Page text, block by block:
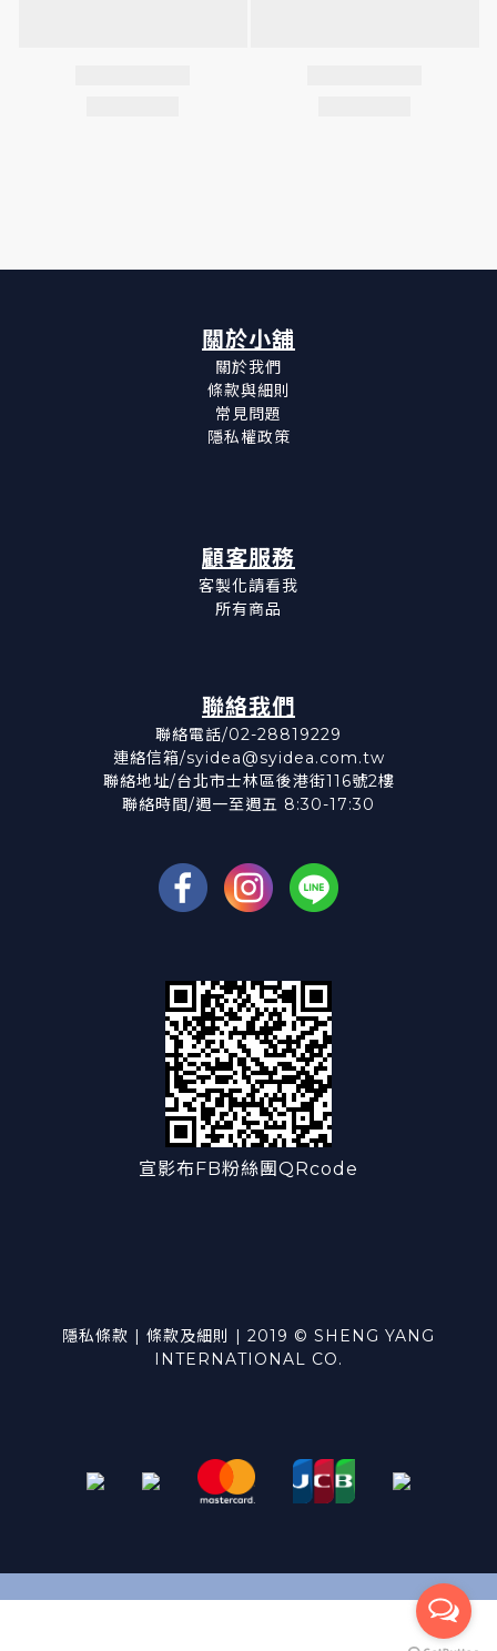
關於小舖
關於我們
條款與細則
常見問題
隱私權政策
顧客服務
客製化請看我
所有商品
聯絡我們
聯絡電話/02-28819229
連絡信箱/syidea@syidea.com.tw
聯絡地址/台北市士林區後港街116號2樓
聯絡時間/週一至週五 8:30-17:30
宣影布FB粉絲團QRcode
隱私條款 | 條款及細則 | 2019 © SHENG YANG
INTERNATIONAL CO.